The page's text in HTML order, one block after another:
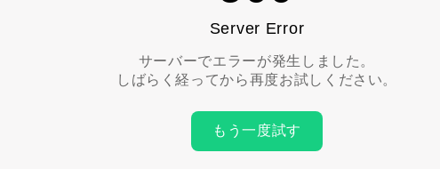
Server Error
サーバーでエラーが発生しました。
しばらく経ってから再度お試しください。
もう一度試す